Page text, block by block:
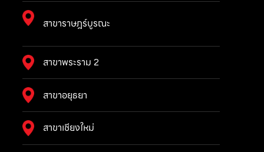
สาขาราษฎร์บูรณะ
สาขาพระราม 2
สาขาอยุธยา
สาขาเชียงใหม่